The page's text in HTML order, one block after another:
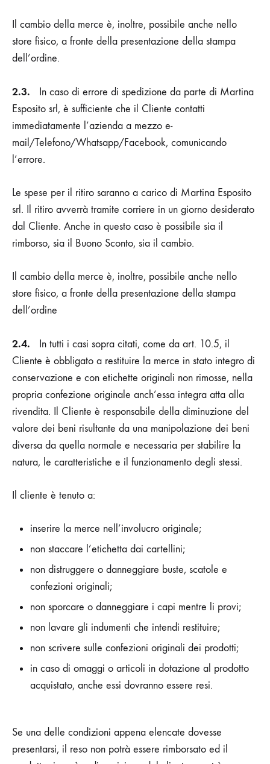
Il cambio della merce è, inoltre, possibile anche nello
store fisico, a fronte della presentazione della stampa
dell’ordine.
2.3. In caso di errore di spedizione da parte di Martina
Esposito srl, è sufficiente che il Cliente contatti
immediatamente l’azienda a mezzo e-
mail/Telefono/Whatsapp/Facebook, comunicando
l’errore.
Le spese per il ritiro saranno a carico di Martina Esposito
srl. Il ritiro avverrà tramite corriere in un giorno desiderato
dal Cliente. Anche in questo caso è possibile sia il
rimborso, sia il Buono Sconto, sia il cambio.
Il cambio della merce è, inoltre, possibile anche nello
store fisico, a fronte della presentazione della stampa
dell’ordine
2.4.
In tutti i casi sopra citati, come da art. 10.5, il
Cliente è obbligato a restituire la merce in stato integro di
conservazione e con etichette originali non rimosse, nella
propria confezione originale anch’essa integra atta alla
rivendita. Il Cliente è responsabile della diminuzione del
valore dei beni risultante da una manipolazione dei beni
diversa da quella normale e necessaria per stabilire la
natura, le caratteristiche e il funzionamento degli stessi.
Il cliente è tenuto a:
inserire la merce nell’involucro originale;
non staccare l’etichetta dai cartellini;
non distruggere o danneggiare buste, scatole e
confezioni originali;
non sporcare o danneggiare i capi mentre li provi;
non lavare gli indumenti che intendi restituire;
non scrivere sulle confezioni originali dei prodotti;
in caso di omaggi o articoli in dotazione al prodotto
acquistato, anche essi dovranno essere resi.
Se una delle condizioni appena elencate dovesse
presentarsi, il reso non potrà essere rimborsato ed il